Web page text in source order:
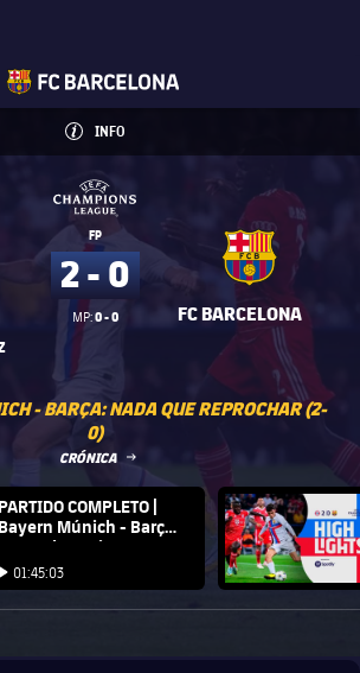
Visita FCBarcelona.es
arrow-right
fcbarcelona-with-name
INFO
INFORMACIÓN
INFO
UEFA Champions LeagueUEFA Champions League
FP
2 - 0
MP:0 - 0 FC BARCELONA
- BARÇA: NADA QUE REPROCHAR (2-
0)
CRÓNICA LABEL.ARIA.ARROWRIGHT
club badge
PARTIDO COMPLETO |
Bayern Múnich - Barça |
UEFA Champions
22/23
vídeo
01:45:03
FC
Iniciar vídeo